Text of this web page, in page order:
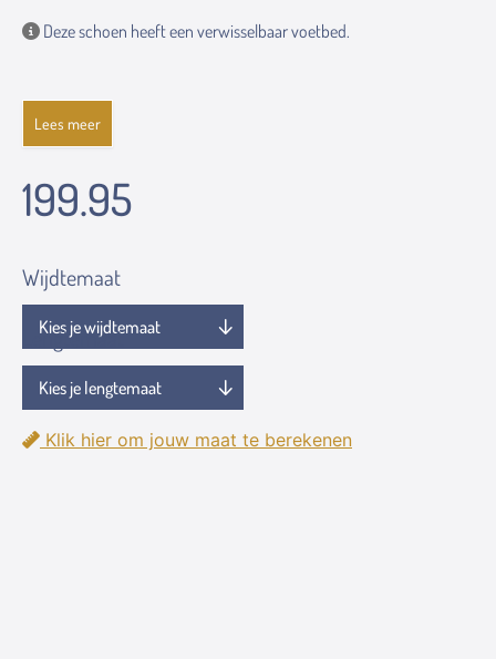
Deze schoen heeft een verwisselbaar voetbed.
Lees meer
199.95
Wijdtemaat
Lengtemaat
Klik hier om jouw maat te berekenen